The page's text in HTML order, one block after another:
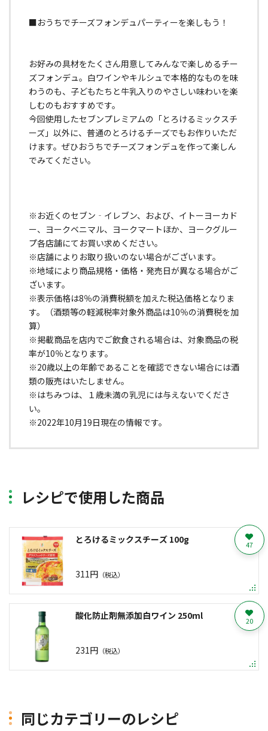
■おうちでチーズフォンデュパーティーを楽しもう！
お好みの具材をたくさん用意してみんなで楽しめるチー
ズフォンデュ。白ワインやキルシュで本格的なものを味
わうのも、子どもたちと牛乳入りのやさしい味わいを楽
しむのもおすすめです。
今回使用したセブンプレミアムの「とろけるミックスチ
ーズ」以外に、普通のとろけるチーズでもお作りいただ
けます。ぜひおうちでチーズフォンデュを作って楽しん
でみてください。
※お近くのセブン‐イレブン、および、イトーヨーカド
ー、ヨークベニマル、ヨークマートほか、ヨークグルー
プ各店舗にてお買い求めください。
※店舗によりお取り扱いのない場合がございます。
※地域により商品規格・価格・発売日が異なる場合がご
ざいます。
※表示価格は8％の消費税額を加えた税込価格となりま
す。（酒類等の軽減税率対象外商品は10％の消費税を加
算）
※掲載商品を店内でご飲食される場合は、対象商品の税
率が10％となります。
※20歳以上の年齢であることを確認できない場合には酒
類の販売はいたしません。
※はちみつは、１歳未満の乳児には与えないでくださ
い。
※2022年10月19日現在の情報です。
レシピで使用した商品
とろけるミックスチーズ 100g
311円 （税込）
47
酸化防止剤無添加白ワイン 250ml
231円 （税込）
20
同じカテゴリーのレシピ